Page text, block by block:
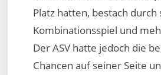
Platz hatten, bestach durch
Kombinationsspiel und
Der ASV hatte jedoch die
Chancen auf seiner Seite